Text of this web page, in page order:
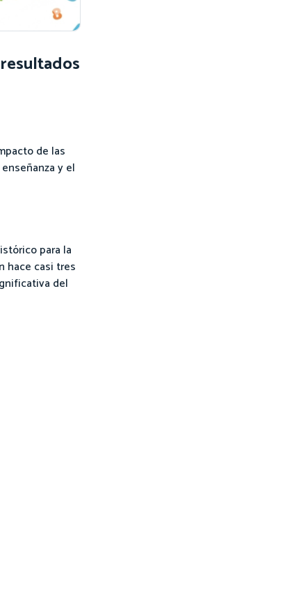
de las
y el
para la
hace casi tres
del